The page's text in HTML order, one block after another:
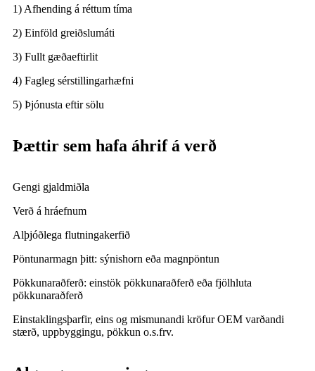
1) Afhending á réttum tíma
2) Einföld greiðslumáti
3) Fullt gæðaeftirlit
4) Fagleg sérstillingarhæfni
5) Þjónusta eftir sölu
Þættir sem hafa áhrif á verð
Gengi gjaldmiðla
Verð á hráefnum
Alþjóðlega flutningakerfið
Pöntunarmagn þitt: sýnishorn eða magnpöntun
Pökkunaraðferð: einstök pökkunaraðferð eða fjölhluta
pökkunaraðferð
Einstaklingsþarfir, eins og mismunandi kröfur OEM varðandi
stærð, uppbyggingu, pökkun o.s.frv.